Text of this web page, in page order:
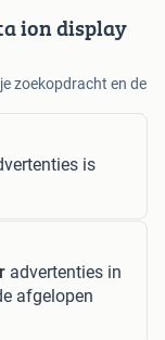
ion display
zoekopdracht en de
is
advertenties in
afgelopen